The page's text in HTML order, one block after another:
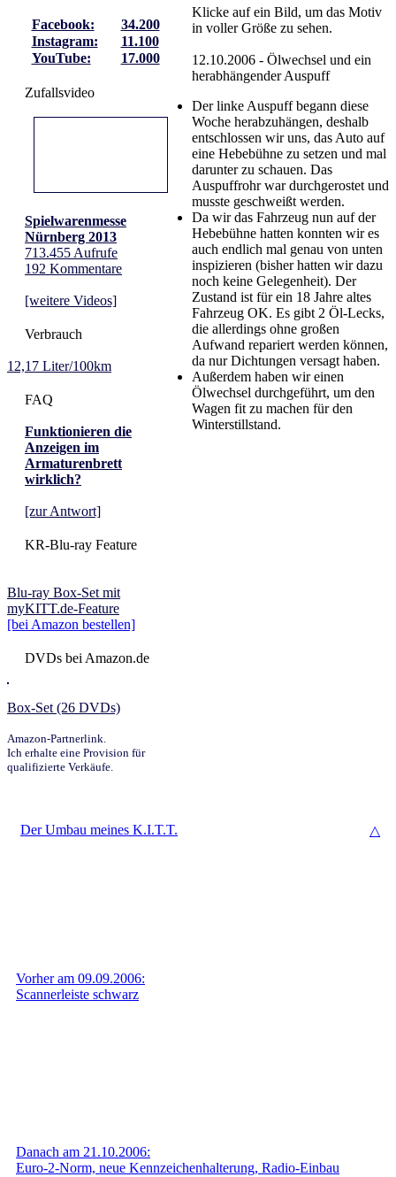
Facebook:
34.200
Instagram:
11.100
YouTube:
17.000
Zufallsvideo
Spielwarenmesse
Nürnberg 2013
713.455 Aufrufe
192 Kommentare
[weitere Videos]
Verbrauch
12,17 Liter/100km
FAQ
Funktionieren die
Anzeigen im
Armaturenbrett
wirklich?
[zur Antwort]
KR-Blu-ray Feature
Blu-ray Box-Set mit
myKITT.de-Feature
[bei Amazon bestellen]
DVDs bei Amazon.de
Box-Set (26 DVDs)
Amazon-Partnerlink.
Ich erhalte eine Provision für
qualifizierte Verkäufe.
Klicke auf ein Bild, um das Motiv
in voller Größe zu sehen.
12.10.2006 - Ölwechsel und ein
herabhängender Auspuff
Der linke Auspuff begann diese
Woche herabzuhängen, deshalb
entschlossen wir uns, das Auto auf
eine Hebebühne zu setzen und mal
darunter zu schauen. Das
Auspuffrohr war durchgerostet und
musste geschweißt werden.
Da wir das Fahrzeug nun auf der
Hebebühne hatten konnten wir es
auch endlich mal genau von unten
inspizieren (bisher hatten wir dazu
noch keine Gelegenheit). Der
Zustand ist für ein 18 Jahre altes
Fahrzeug OK. Es gibt 2 Öl-Lecks,
die allerdings ohne großen
Aufwand repariert werden können,
da nur Dichtungen versagt haben.
Außerdem haben wir einen
Ölwechsel durchgeführt, um den
Wagen fit zu machen für den
Winterstillstand.
Der Umbau meines K.I.T.T. △
Vorher am 09.09.2006:
Scannerleiste schwarz
Danach am 21.10.2006:
Euro-2-Norm, neue Kennzeichen​halterung, Radio-Einbau